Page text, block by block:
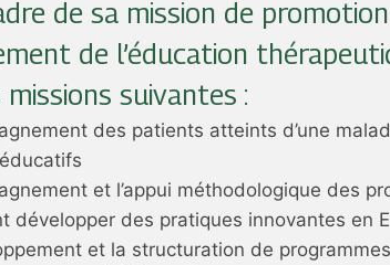
de sa mission de
de l’éducation
suivantes :
des patients atteints d’une
et l’appui méthodologique des
développer des pratiques innovantes en
et la structuration de